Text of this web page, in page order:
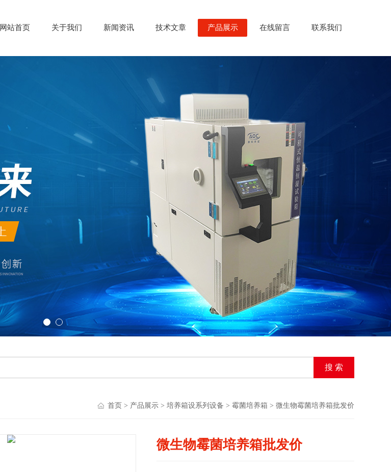
网站首页 关于我们 新闻资讯 技术文章 产品展示 在线留言 联系我们
首页 > 产品展示 > 培养箱设系列设备 > 霉菌培养箱 > 微生物霉菌培养箱批发价
微生物霉菌培养箱批发价